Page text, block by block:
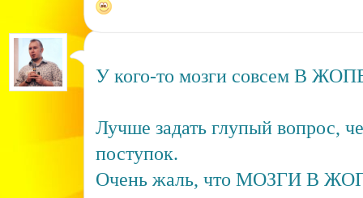
У кого-то мозги совсем В
Лучше задать глупый вопрос,
поступок.
Очень жаль, что МОЗГИ В